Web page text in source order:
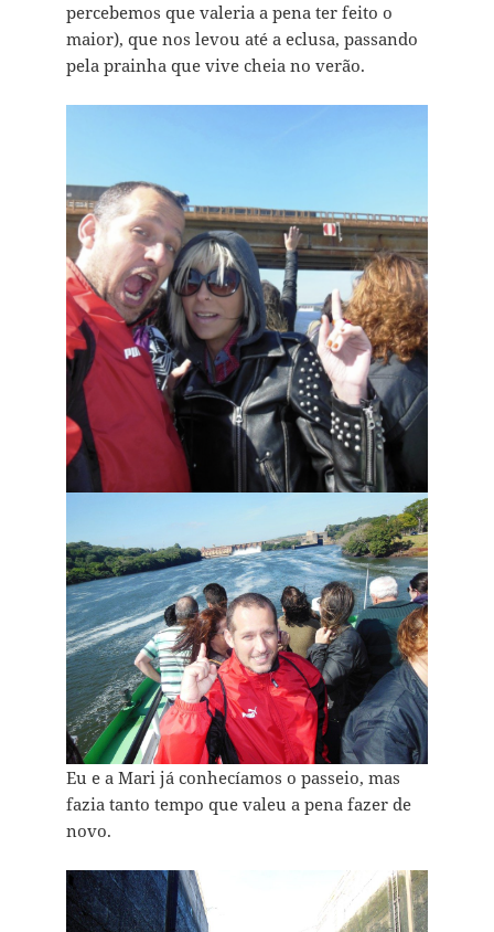
percebemos que valeria a pena ter feito o
maior), que nos levou até a eclusa, passando
pela prainha que vive cheia no verão.
Eu e a Mari já conhecíamos o passeio, mas
fazia tanto tempo que valeu a pena fazer de
novo.